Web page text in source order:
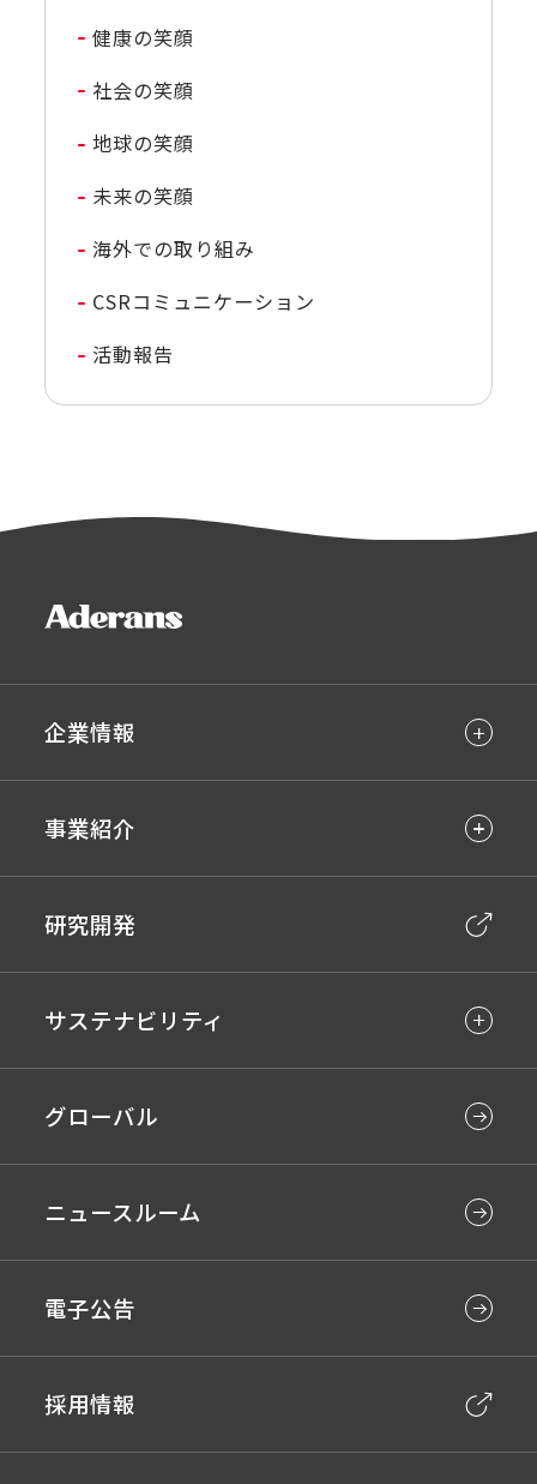
健康の笑顔
社会の笑顔
地球の笑顔
未来の笑顔
海外での取り組み
CSRコミュニケーション
活動報告
企業情報
事業紹介
研究開発
サステナビリティ
グローバル
ニュースルーム
電子公告
採用情報